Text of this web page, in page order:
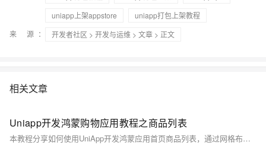
uniapp上架appstore
uniapp打包上架教程
来 源：
开发者社区 > 开发与运维 > 文章 > 正文
相关文章
Uniapp开发鸿蒙购物应用教程之商品列表
本教程分享如何使用UniApp开发鸿蒙应用首页商品列表，通过网格布局实现商品分类与商品展示，详解布局方式与代码实现。